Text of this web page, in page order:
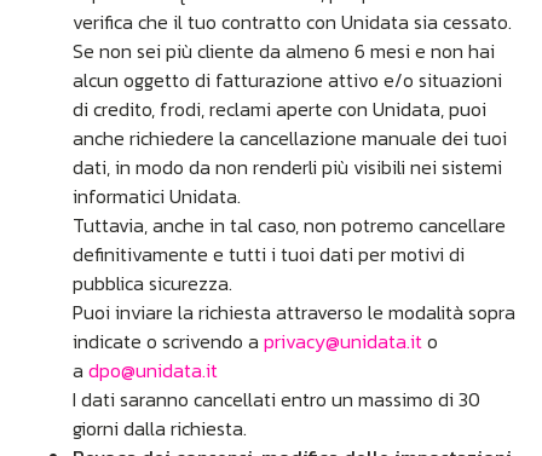
verifica che il tuo contratto con Unidata sia cessato.
Se non sei più cliente da almeno 6 mesi e non hai
alcun oggetto di fatturazione attivo e/o situazioni
di credito, frodi, reclami aperte con Unidata, puoi
anche richiedere la cancellazione manuale dei tuoi
dati, in modo da non renderli più visibili nei sistemi
informatici Unidata.
Tuttavia, anche in tal caso, non potremo cancellare
definitivamente e tutti i tuoi dati per motivi di
pubblica sicurezza.
Puoi inviare la richiesta attraverso le modalità sopra
indicate o scrivendo a privacy@unidata.ito
a dpo@unidata.it
I dati saranno cancellati entro un massimo di 30
giorni dalla richiesta.